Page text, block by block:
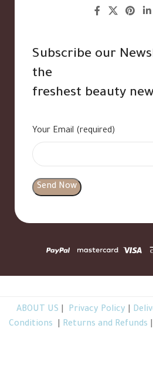
Subscribe our
the
freshest beauty
Your Email (required)
ABOUT US Privacy Policy
Conditions
Returns and Refunds